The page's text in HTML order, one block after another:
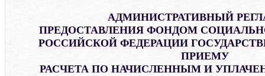
АДМИНИСТРАТИВНЫЙ
ПРЕДОСТАВЛЕНИЯ ФОНДОМ
РОССИЙСКОЙ ФЕДЕРАЦИИ
ПРИЕМУ
РАСЧЕТА ПО НАЧИСЛЕННЫМ И